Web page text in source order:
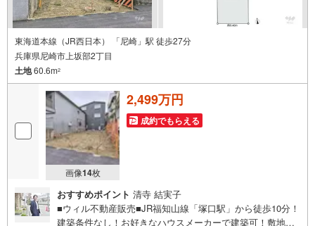
東海道本線（JR西日本） 「尼崎」駅 徒歩27分
兵庫県尼崎市上坂部2丁目
土地60.6m2
画像14枚
2,499万円
成約でもらえる
おすすめポイント 清寺 結実子
■ウィル不動産販売■JR福知山線「塚口駅」から徒歩10分！
建築条件なし！お好きなハウスメーカーで建築可！敷地面